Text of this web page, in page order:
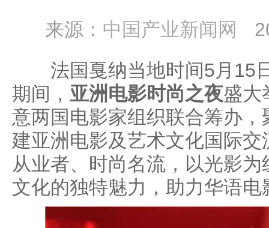
来源： 中国产业新闻网
法国戛纳当地时间5月15
期间， 亚洲电影时尚之夜盛大
意两国电影家组织联合筹办
建亚洲电影及艺术文化国际
从业者、时尚名流，以光影
文化的独特魅力，助力华语